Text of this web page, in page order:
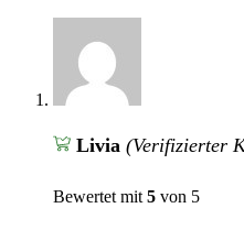
Livia (Verifizierter
Bewertet mit 5 von 5